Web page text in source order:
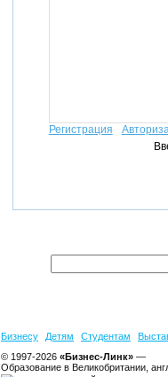
Регистрация
Бизнесу Детям Студентам
© 1997-2026 «Бизнес-Линк» —
Образование в Великобритании,